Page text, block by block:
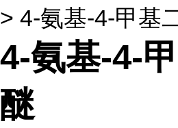
> 4-氨基-4-甲基
4-氨基-4-
醚